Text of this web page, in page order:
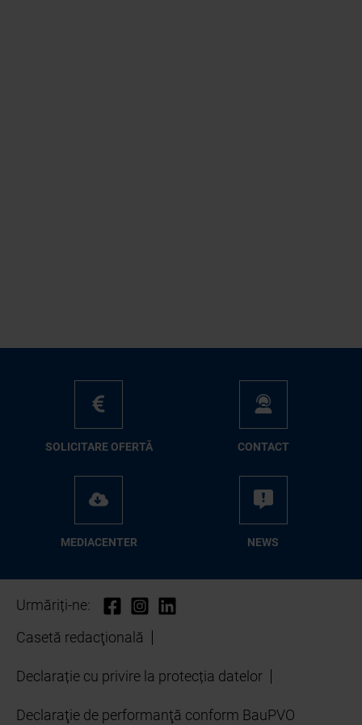
SO­LI­CI­TA­RE OFER­TĂ CON­TA­CT
ME­D­IA­CEN­TER NEWS
Urmăriți-ne:
Casetă redacţională
Declarație cu privire la protecția datelor
Declaraţie de performanţă conform BauPVO